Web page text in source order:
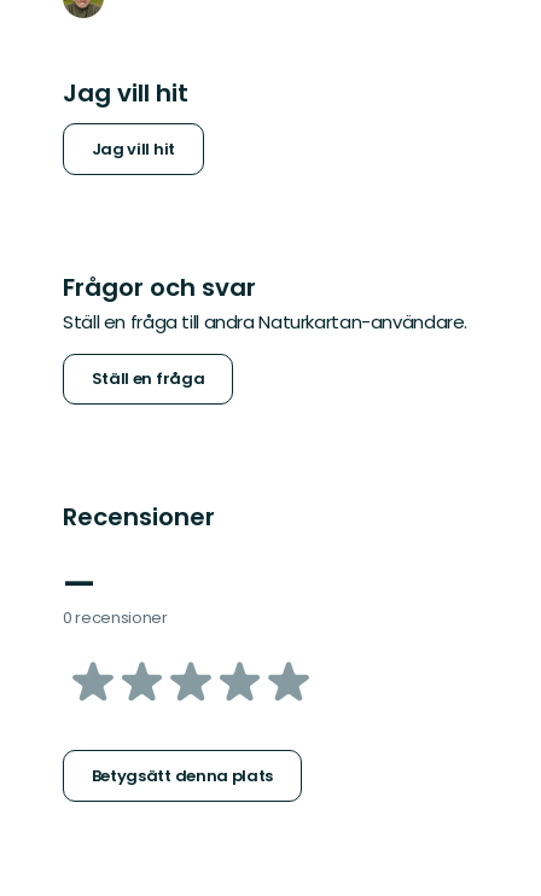
Jag vill hit
Jag vill hit
Frågor och svar
Ställ en fråga till andra Naturkartan-användare.
Ställ en fråga
Recensioner
—
0 recensioner
av
stjärnor
Betygsätt denna plats